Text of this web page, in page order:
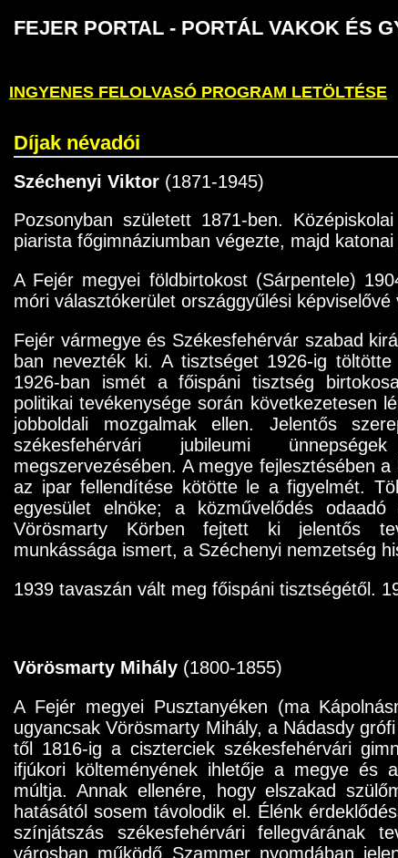
FEJER PORTAL - PORTÁL VAKOK ÉS
INGYENES FELOLVASÓ PROGRAM LETÖLTÉSE
Díjak névadói
Széchenyi Viktor (1871-1945)
Pozsonyban született 1871-ben.
piarista főgimnáziumban végezte, majd
A Fejér megyei földbirtokost (Sárpentele)
móri választókerület országgyűlési képviselővé
Fejér vármegye és Székesfehérvár szabad
ban nevezték ki. A tisztséget 1926-ig
1926-ban ismét a főispáni tisztség
politikai tevékenysége során következetesen
jobboldali mozgalmak ellen. Jelentős
székesfehérvári jubileumi
megszervezésében. A megye fejlesztésében
az ipar fellendítése kötötte le a figyelmét.
egyesület elnöke; a közművelődés
Vörösmarty Körben fejtett ki jelentős
munkássága ismert, a Széchenyi nemzetség
1939 tavaszán vált meg főispáni tisztségétől.
Vörösmarty Mihály (1800-1855)
A Fejér megyei Pusztanyéken (ma
ugyancsak Vörösmarty Mihály, a Nádasdy
től 1816-ig a ciszterciek székesfehérvári
ifjúkori költeményének ihletője a megye és
múltja. Annak ellenére, hogy elszakad
hatásától sosem távolodik el. Élénk
színjátszás székesfehérvári fellegvárának
városban működő Szammer nyomdában